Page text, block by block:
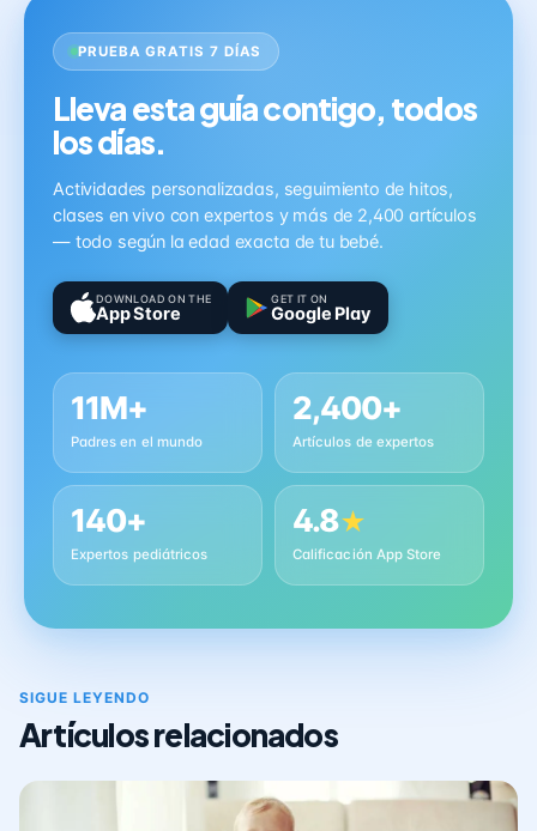
PRUEBA GRATIS 7 DÍAS
Lleva esta guía contigo, todos
los días.
Actividades personalizadas, seguimiento de hitos,
clases en vivo con expertos y más de 2,400 artículos
— todo según la edad exacta de tu bebé.
DOWNLOAD ON THE
App Store
GET IT ON
Google Play
11M+
Padres en el mundo
2,400+
Artículos de expertos
140+
Expertos pediátricos
4.8★
Calificación App Store
SIGUE LEYENDO
Artículos relacionados